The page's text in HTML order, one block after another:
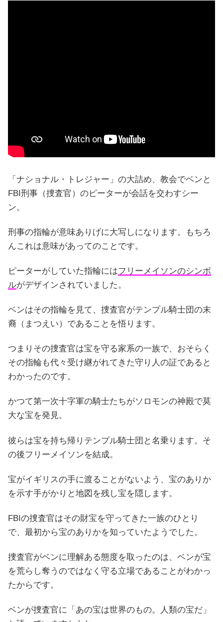
「ナショナル・トレジャー」の大詰め、教会でベンと
FBI刑事（捜査官）のピーターが会話を交わすシー
ン。
刑事の指輪が意味ありげに大写しになります。もちろ
んこれは意味があってのことです。
ピーターがしていた指輪にはフリーメイソンのシンボ
ルがデザインされていました。
ベンはその指輪を見て、捜査官がテンプル騎士団の末
裔（まつえい）であることを悟ります。
つまりその捜査官は宝を守る家系の一族で、おそらく
その指輪も代々受け継がれてきた守り人の証であると
わかったのです。
かつて第一次十字軍の騎士たちがソロモンの神殿で莫
大な宝を発見。
彼らは宝を持ち帰りテンプル騎士団と名乗ります。そ
の後フリーメイソンを結成。
宝がイギリスの手に渡ることがないよう、宝のありか
を示す手がかりと地図を残し宝を隠します。
FBIの捜査官はその財宝を守ってきた一族のひとり
で、最初から宝のありかを知っていたようでした。
捜査官がベンに理解ある態度を取ったのは、ベンが宝
を荒らし奪うのではなく守る立場であることがわかっ
たからです。
ベンが捜査官に「あの宝は世界のもの。人類の宝だ」